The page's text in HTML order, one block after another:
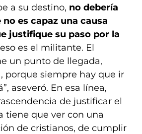
a su destino, no debería
es capaz una causa
justifique su paso por la
es el militante. El
un punto de llegada,
porque siempre hay que ir
aseveró. En esa línea,
de justificar el
tiene que ver con una
de cristianos, de cumplir